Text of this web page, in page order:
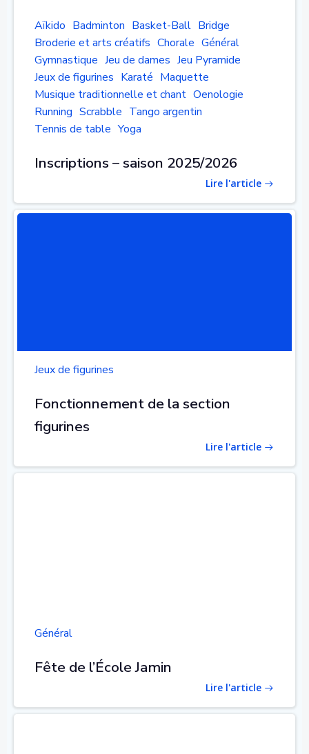
Aïkido Badminton Basket-Ball Bridge
Broderie et arts créatifs Chorale Général
Gymnastique Jeu de dames Jeu Pyramide
Jeux de figurines Karaté Maquette
Musique traditionnelle et chant Oenologie
Running Scrabble Tango argentin
Tennis de table Yoga
Inscriptions – saison 2025/2026
Lire l'article
Jeux de figurines
Fonctionnement de la section
figurines
Lire l'article
Général
Fête de l’École Jamin
Lire l'article